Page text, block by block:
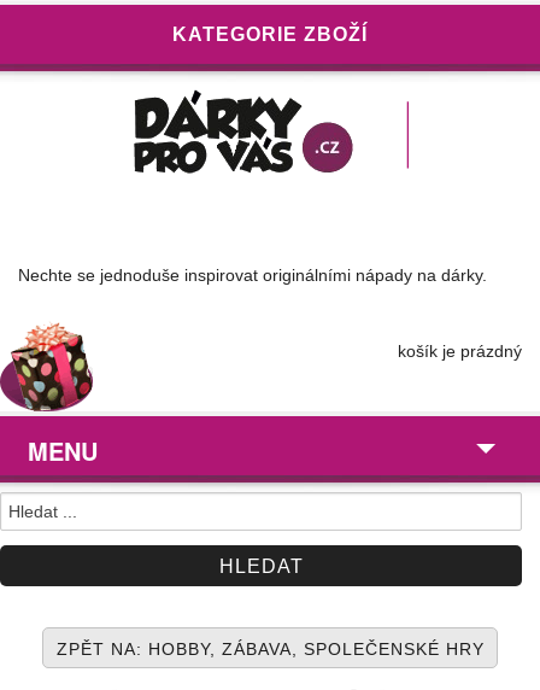
KATEGORIE ZBOŽÍ
Nechte se jednoduše inspirovat originálními nápady na dárky.
košík je prázdný
MENU
Dárky pro ...
Obchodní podmínky
ZPĚT NA: HOBBY, ZÁBAVA, SPOLEČENSKÉ HRY